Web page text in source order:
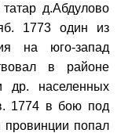
д.Абдулово
1773 один из
на юго-запад
в районе
др. населенных
1774 в бою под
попал